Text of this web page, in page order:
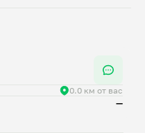
0.0 км от вас
—